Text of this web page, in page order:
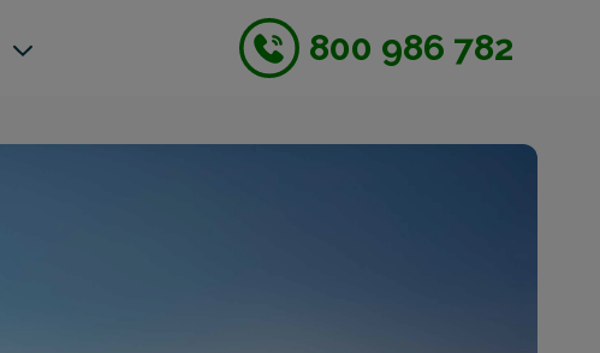
800 986 782